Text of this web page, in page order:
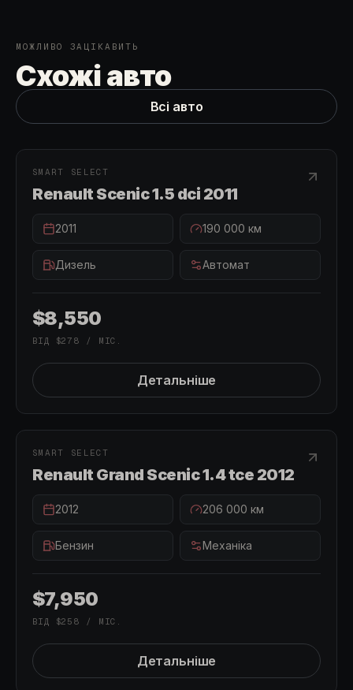
МОЖЛИВО ЗАЦІКАВИТЬ
Схожі авто
Всі авто
ПРОДАНО
SMART SELECT
Renault Scenic 1.5 dci 2011
2011 190 000 км
Дизель Автомат
$8,550
ВІД $278 / МІС.
Детальніше
ПРОДАНО
SMART SELECT
Renault Grand Scenic 1.4 tce 2012
2012 206 000 км
Бензин Механіка
$7,950
ВІД $258 / МІС.
Детальніше